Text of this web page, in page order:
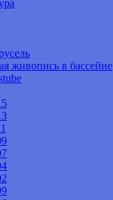
живопись в бассейне